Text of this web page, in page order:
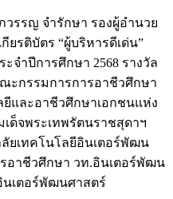
รรญ จำรักษา รองผู้อำนวย
ยรติบัตร “ผู้บริหารดีเด่น”
จำปีการศึกษา 2568 รางวัล
ะกรรมการการอาชีวศึกษา
และอาชีวศึกษาเอกชนแห่ง
ด็จพระเทพรัตนราชสุดาฯ
ยเทคโนโลยีอินเตอร์พัฒน
อาชีวศึกษา วท.อินเตอร์พัฒน
นเตอร์พัฒนศาสตร์